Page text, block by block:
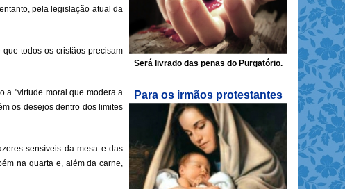
pela legislação atual da
todos os cristãos precisam
a "virtude moral que modera a
os desejos dentro dos limites
sensíveis da mesa e das
na quarta e, além da carne,
Será livrado das penas do Purgatório.
Para os irmãos protestantes